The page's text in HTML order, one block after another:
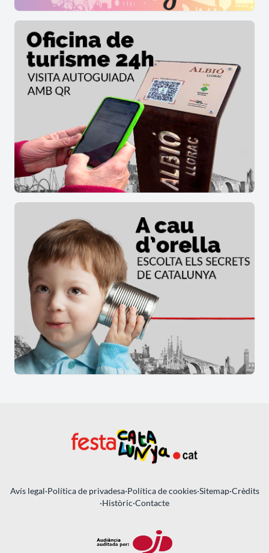
Avís legal·Política de privadesa·Política de cookies·Sitemap·Crèdits
·Històric·Contacte